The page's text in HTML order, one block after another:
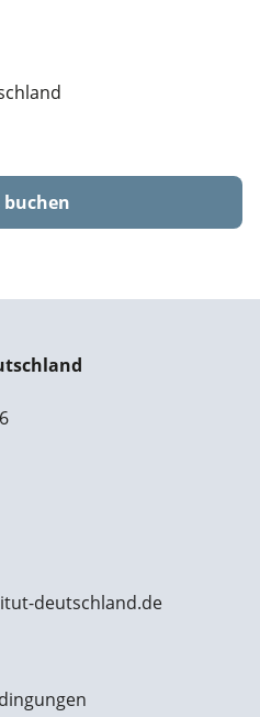
buchen
deutschland.de